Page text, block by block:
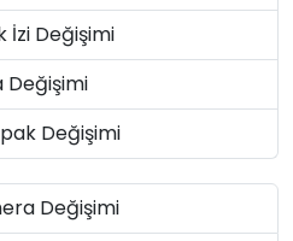
İzi Değişimi
Değişimi
Değişimi
Değişimi